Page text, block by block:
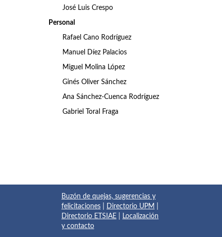
José Luis Crespo
Personal
Rafael Cano Rodríguez
Manuel Díez Palacios
Miguel Molina López
Ginés Oliver Sánchez
Ana Sánchez-Cuenca Rodríguez
Gabriel Toral Fraga
Buzón de quejas, sugerencias y
felicitaciones
Directorio UPM
Directorio ETSIAE
Localización
y contacto